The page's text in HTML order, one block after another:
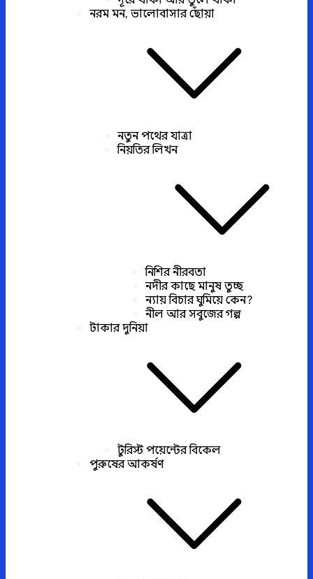
নরম মন, ভালোবাসার ছোঁয়া
নতুন পথের যাত্রা
নিয়তির লিখন
নিশির নীরবতা
নদীর কাছে মানুষ তুচ্ছ
ন্যায় বিচার ঘুমিয়ে কেন?
নীল আর সবুজের গল্প
টাকার দুনিয়া
টুরিস্ট পয়েন্টের বিকেল
পুরুষের আকর্ষণ